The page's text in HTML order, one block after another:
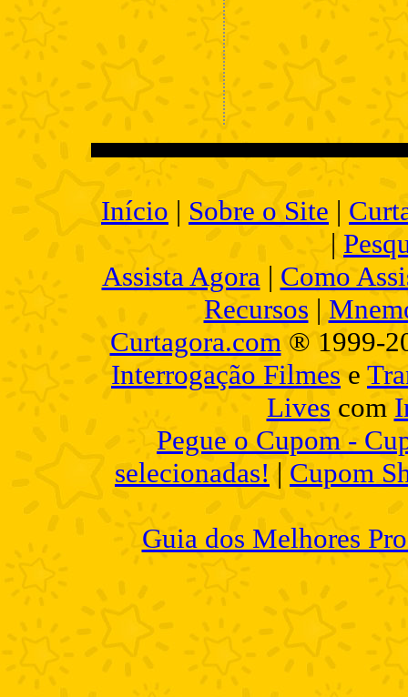
Início | Sobre o Site |
|
Assista Agora| Como
Recursos |
Curtagora.com® 1999-
Interrogação Filmes e
Lives com
Pegue o Cupom -
selecionadas! | Cupom
Guia dos Melhores